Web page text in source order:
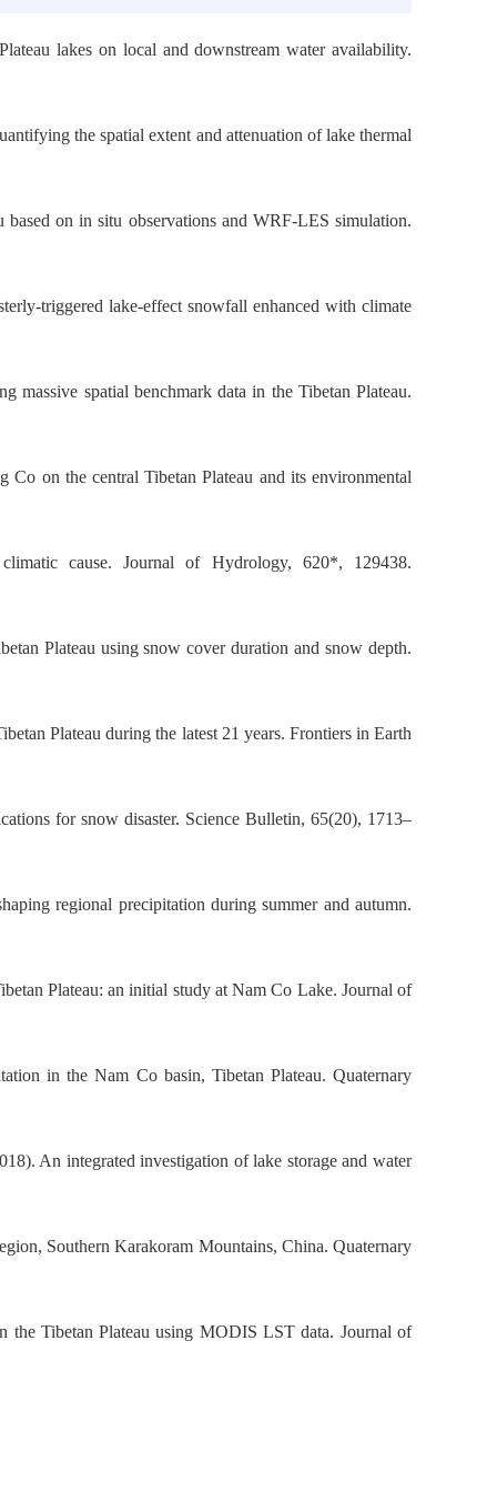
lakes on local and downstream water availability.
the spatial extent and attenuation of lake thermal
on in situ observations and WRF-LES simulation.
triggered lake-effect snowfall enhanced with climate
spatial benchmark data in the Tibetan Plateau.
on the central Tibetan Plateau and its environmental
cause. Journal of Hydrology, 620*, 129438.
Plateau using snow cover duration and snow depth.
Plateau during the latest 21 years. Frontiers in Earth
for snow disaster. Science Bulletin, 65(20), 1713–
regional precipitation during summer and autumn.
Plateau: an initial study at Nam Co Lake. Journal of
in the Nam Co basin, Tibetan Plateau. Quaternary
An integrated investigation of lake storage and water
Southern Karakoram Mountains, China. Quaternary
the Tibetan Plateau using MODIS LST data. Journal of